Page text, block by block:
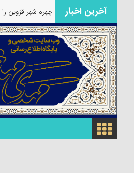
آخرین اخبار
سرمایه‌گذاری که می‌توانند چهره شهر قزوین را